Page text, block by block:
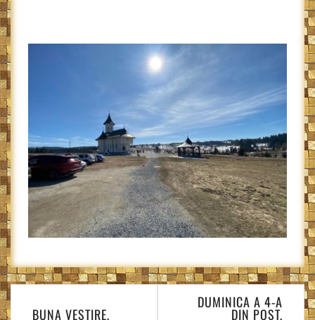
Navigare
în BUNA VESTIRE,
DUMINICA A 4-A
DIN POST,